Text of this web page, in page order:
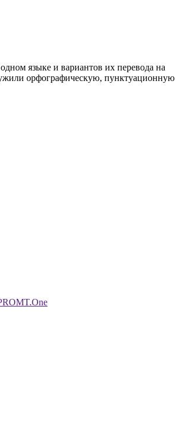
языке и вариантов их перевода на
орфографическую, пунктуационную